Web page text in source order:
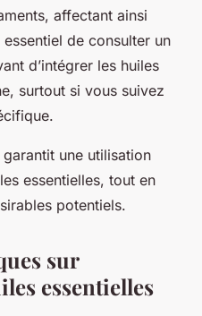
affectant ainsi
de consulter un
d’intégrer les huiles
surtout si vous suivez
garantit une utilisation
essentielles, tout en
potentiels.
sur
essentielles